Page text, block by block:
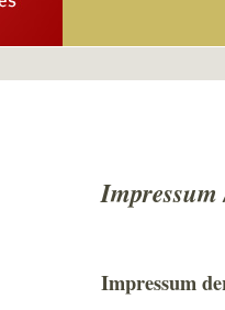
Impressum